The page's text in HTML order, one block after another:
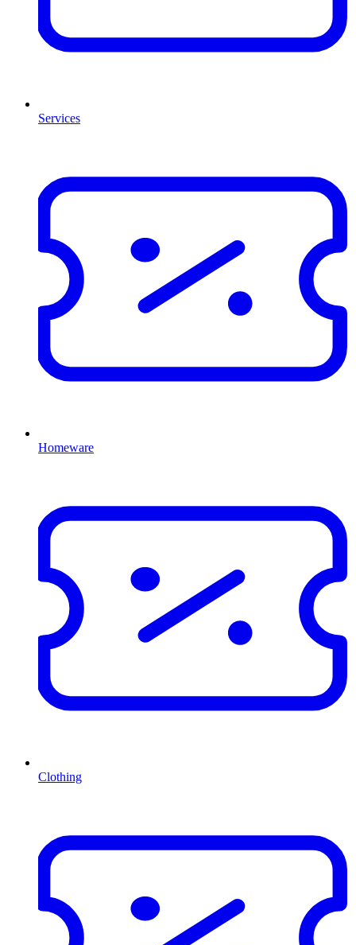
Services
Homeware
Clothing